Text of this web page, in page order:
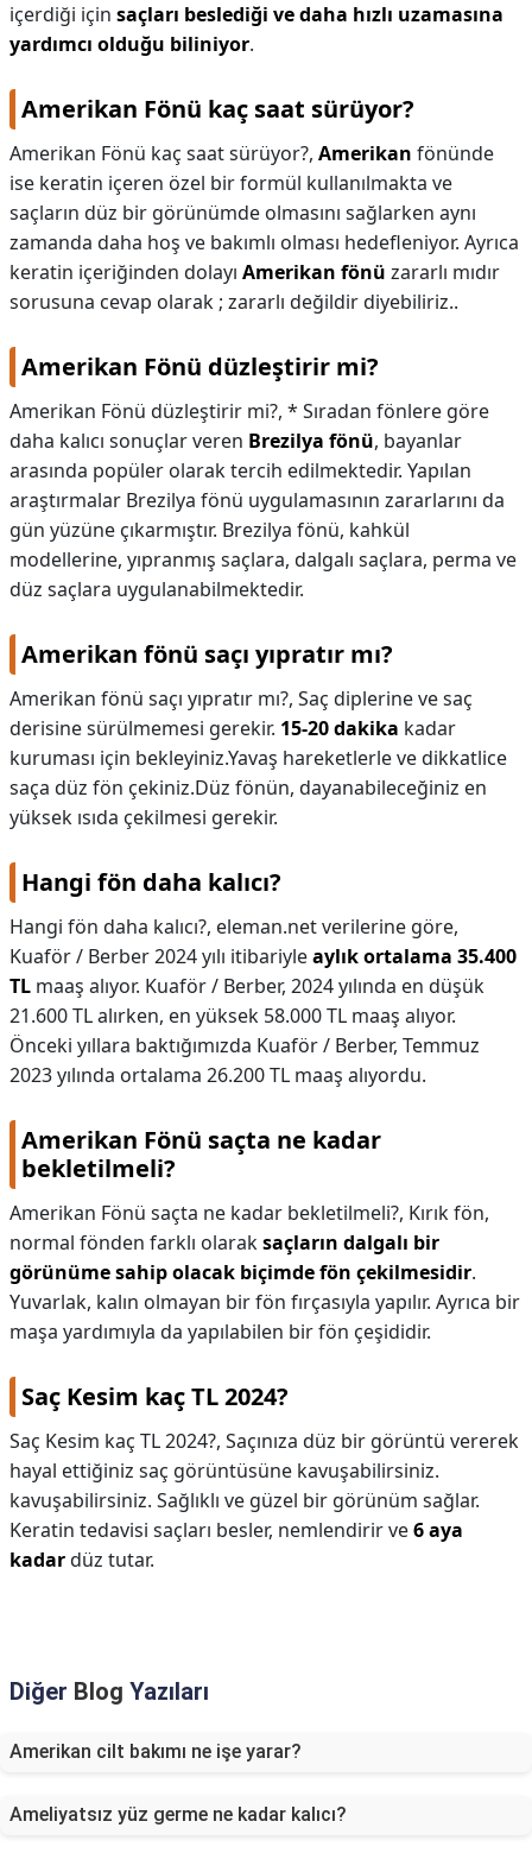
içerdiği için saçları beslediği ve daha hızlı uzamasına
yardımcı olduğu biliniyor.
Amerikan Fönü kaç saat sürüyor?
Amerikan Fönü kaç saat sürüyor?, Amerikan fönünde
ise keratin içeren özel bir formül kullanılmakta ve
saçların düz bir görünümde olmasını sağlarken aynı
zamanda daha hoş ve bakımlı olması hedefleniyor. Ayrıca
keratin içeriğinden dolayı Amerikan fönü zararlı mıdır
sorusuna cevap olarak ; zararlı değildir diyebiliriz..
Amerikan Fönü düzleştirir mi?
Amerikan Fönü düzleştirir mi?, * Sıradan fönlere göre
daha kalıcı sonuçlar veren Brezilya fönü, bayanlar
arasında popüler olarak tercih edilmektedir. Yapılan
araştırmalar Brezilya fönü uygulamasının zararlarını da
gün yüzüne çıkarmıştır. Brezilya fönü, kahkül
modellerine, yıpranmış saçlara, dalgalı saçlara, perma ve
düz saçlara uygulanabilmektedir.
Amerikan fönü saçı yıpratır mı?
Amerikan fönü saçı yıpratır mı?, Saç diplerine ve saç
derisine sürülmemesi gerekir. 15-20 dakika kadar
kuruması için bekleyiniz.Yavaş hareketlerle ve dikkatlice
saça düz fön çekiniz.Düz fönün, dayanabileceğiniz en
yüksek ısıda çekilmesi gerekir.
Hangi fön daha kalıcı?
Hangi fön daha kalıcı?, eleman.net verilerine göre,
Kuaför / Berber 2024 yılı itibariyleaylık ortalama 35.400
TL maaş alıyor. Kuaför / Berber, 2024 yılında en düşük
21.600 TL alırken, en yüksek 58.000 TL maaş alıyor.
Önceki yıllara baktığımızda Kuaför / Berber, Temmuz
2023 yılında ortalama 26.200 TL maaş alıyordu.
Amerikan Fönü saçta ne kadar
bekletilmeli?
Amerikan Fönü saçta ne kadar bekletilmeli?, Kırık fön,
normal fönden farklı olaraksaçların dalgalı bir
görünüme sahip olacak biçimde fön çekilmesidir.
Yuvarlak, kalın olmayan bir fön fırçasıyla yapılır. Ayrıca bir
maşa yardımıyla da yapılabilen bir fön çeşididir.
Saç Kesim kaç TL 2024?
Saç Kesim kaç TL 2024?, Saçınıza düz bir görüntü vererek
hayal ettiğiniz saç görüntüsüne kavuşabilirsiniz.
kavuşabilirsiniz. Sağlıklı ve güzel bir görünüm sağlar.
Keratin tedavisi saçları besler, nemlendirir ve6 aya
kadardüz tutar.
Diğer Blog Yazıları
Amerikan cilt bakımı ne işe yarar?
Ameliyatsız yüz germe ne kadar kalıcı?